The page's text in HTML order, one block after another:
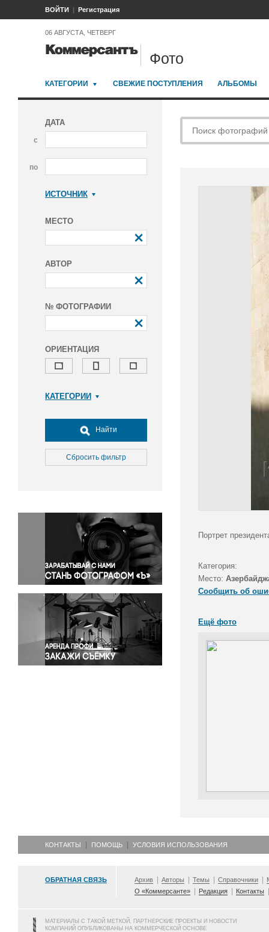
ВОЙТИ Регистрация
06 АВГУСТА, ЧЕТВЕРГ
Фото
КАТЕГОРИИ СВЕЖИЕ ПОСТУПЛЕНИЯ АЛЬБОМЫ
ДАТА
с
по
ИСТОЧНИК
МЕСТО
АВТОР
№ ФОТОГРАФИИ
ОРИЕНТАЦИЯ
КАТЕГОРИИ
Досуг, туризм и отдых
Культура
Медицина
Окружающая среда
Политика
Правосудие
Происшествия и конфликты
Религия
Светская жизнь
Спорт
Экология
Экономика и бизнес
Найти
Сбросить фильтр
Портрет
Категория:
Место:
Сообщить об
Ещё фото
КОНТАКТЫ ПОМОЩЬ УСЛОВИЯ ИСПОЛЬЗОВАНИЯ
ОБРАТНАЯ СВЯЗЬ Архив Авторы Темы Справочники
О «Коммерсанте»
Редакция Контакты
МАТЕРИАЛЫ С ТАКОЙ МЕТКОЙ, ПАРТНЕРСКИЕ ПРОЕКТЫ И НОВОСТИ
КОМПАНИЙ ОПУБЛИКОВАНЫ НА КОММЕРЧЕСКОЙ ОСНОВЕ